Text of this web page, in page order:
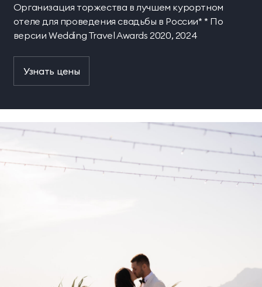
Организация торжества в лучшем курортном
отеле для проведения свадьбы в России* * По
версии Wedding Travel Awards 2020, 2024
Узнать цены